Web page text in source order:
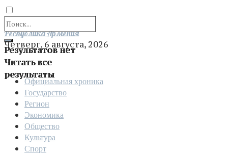
Результатов нет
Читать все
результаты
Отправить
Республика Армения
Четверг, 6 августа, 2026
Официальная хроника
Государство
Регион
Экономика
Общество
Культура
Спорт